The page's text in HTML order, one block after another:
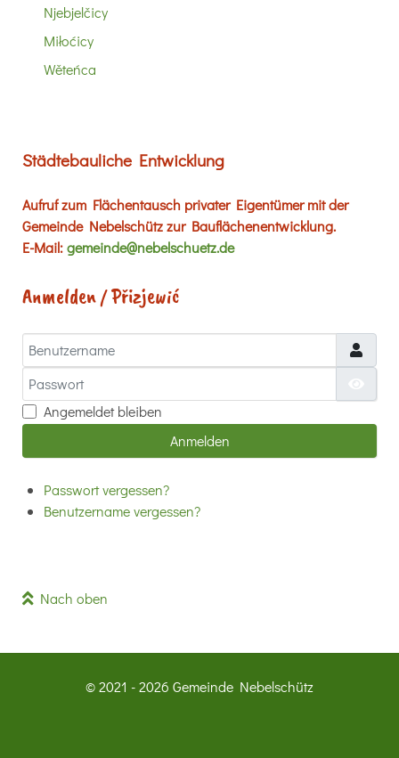
Njebjelčicy
Miłoćicy
Wěteńca
Städtebauliche Entwicklung
Aufruf zum Flächentausch privater Eigentümer mit der
Gemeinde Nebelschütz zur Bauflächenentwicklung.
E-Mail:gemeinde@nebelschuetz.de
Anmelden / Přizjewić
Benutzername
Passwort
Angemeldet bleiben
Anmelden
Passwort vergessen?
Benutzername vergessen?
Nach oben
© 2021 - 2026 Gemeinde Nebelschütz